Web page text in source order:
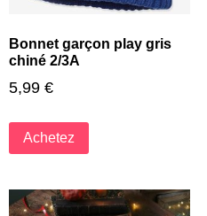
Bonnet garçon play gris
chiné 2/3A
5,99 €
Achetez